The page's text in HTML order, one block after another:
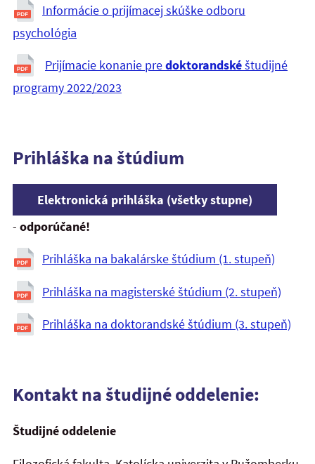
Informácie o prijímacej skúške odboru
psychológia
Prijímacie konanie predoktorandskéštudijné
programy 2022/2023
Prihláška na štúdium
Elektronická prihláška (všetky stupne)
- odporúčané!
Prihláška na bakalárske štúdium (1. stupeň)
Prihláška na magisterské štúdium (2. stupeň)
Prihláška na doktorandské štúdium (3. stupeň)
Kontakt na študijné oddelenie:
Študijné oddelenie